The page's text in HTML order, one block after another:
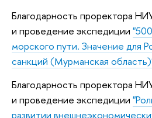
Благодарность проректора
и проведение экспедиции
морского пути. Значение для
санкций (Мурманская
Благодарность проректора
и проведение экспедиции
развитии